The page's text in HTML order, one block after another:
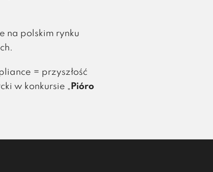
na polskim rynku
= przyszłość
w konkursie „ Pióro